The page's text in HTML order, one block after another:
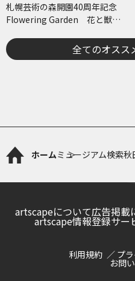
札幌芸術の森開園40周年記念
Flowering Garden 花と獣
全てのオスス
ホームミュージアム検索秋
artscapeについて広告掲載
artscape情報登録サー
利用規約 プ
お問